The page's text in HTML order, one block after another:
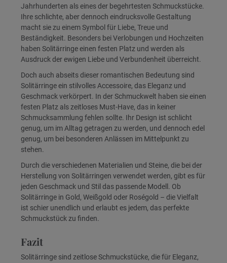
Jahrhunderten als eines der begehrtesten Schmuckstücke.
Ihre schlichte, aber dennoch eindrucksvolle Gestaltung
macht sie zu einem Symbol für Liebe, Treue und
Beständigkeit. Besonders bei Verlobungen und Hochzeiten
haben Solitärringe einen festen Platz und werden als
Ausdruck der ewigen Liebe und Verbundenheit überreicht.
Doch auch abseits dieser romantischen Bedeutung sind
Solitärringe ein stilvolles Accessoire, das Eleganz und
Geschmack verkörpert. In der Schmuckwelt haben sie einen
festen Platz als zeitloses Must-Have, das in keiner
Schmucksammlung fehlen sollte. Ihr Design ist schlicht
genug, um im Alltag getragen zu werden, und dennoch edel
genug, um bei besonderen Anlässen im Mittelpunkt zu
stehen.
Durch die verschiedenen Materialien und Steine, die bei der
Herstellung von Solitärringen verwendet werden, gibt es für
jeden Geschmack und Stil das passende Modell. Ob
Solitärringe in Gold, Weißgold oder Roségold – die Vielfalt
ist schier unendlich und erlaubt es jedem, das perfekte
Schmuckstück zu finden.
Fazit
Solitärringe sind zeitlose Schmuckstücke, die für Eleganz,